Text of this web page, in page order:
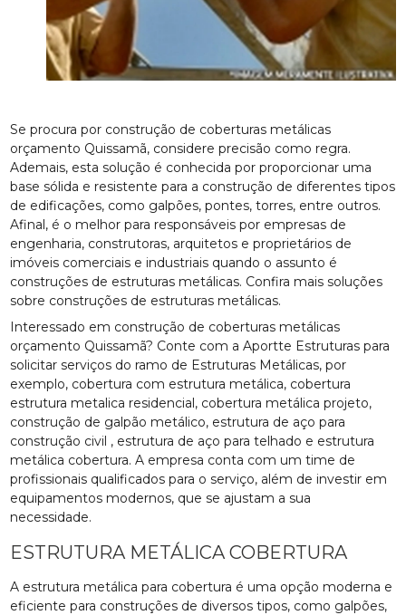
Se procura por construção de coberturas metálicas
orçamento Quissamã, considere precisão como regra.
Ademais, esta solução é conhecida por proporcionar uma
base sólida e resistente para a construção de diferentes tipos
de edificações, como galpões, pontes, torres, entre outros.
Afinal, é o melhor para responsáveis por empresas de
engenharia, construtoras, arquitetos e proprietários de
imóveis comerciais e industriais quando o assunto é
construções de estruturas metálicas. Confira mais soluções
sobre construções de estruturas metálicas.
Interessado em construção de coberturas metálicas
orçamento Quissamã? Conte com a Aportte Estruturas para
solicitar serviços do ramo de Estruturas Metálicas, por
exemplo, cobertura com estrutura metálica, cobertura
estrutura metalica residencial, cobertura metálica projeto,
construção de galpão metálico, estrutura de aço para
construção civil , estrutura de aço para telhado e estrutura
metálica cobertura. A empresa conta com um time de
profissionais qualificados para o serviço, além de investir em
equipamentos modernos, que se ajustam a sua
necessidade.
ESTRUTURA METÁLICA COBERTURA
A estrutura metálica para cobertura é uma opção moderna e
eficiente para construções de diversos tipos, como galpões,